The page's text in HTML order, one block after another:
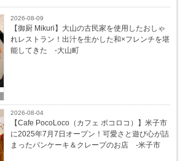
2026-08-09
【御厨 Mikuri】大山の古民家を使用したおしゃ
れレストラン！出汁を生かした和×フレンチを堪
能してきた -大山町
2026-08-04
【Cafe PocoLoco（カフェ ポコロコ）】米子市
に2025年7月7日オープン！可愛さと遊び心が詰
まったパンケーキ＆クレープのお店 -米子市